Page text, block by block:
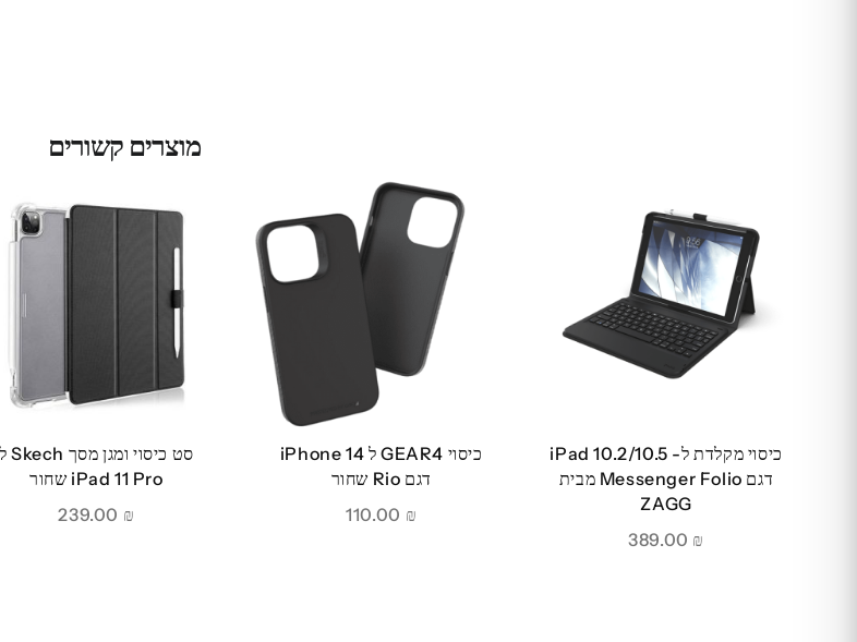
מוצרים קשורים
כיסוי מקלדת ל- iPad 10.2/10.5
דגם Messenger Folio מבית
ZAGG
₪
כיסוי GEAR4 ל iPhone 14
דגם Rio שחור
₪
סט כיסוי ומגן מסך Skech ל
iPad 11 Pro שחור
₪